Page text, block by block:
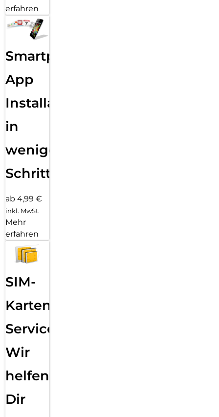
erfahren
Smartphone
App
Installation
in
wenigen
Schritten
ab 4,99 €
inkl. MwSt.
Mehr
erfahren
SIM-
Karten
Service:
Wir
helfen
Dir